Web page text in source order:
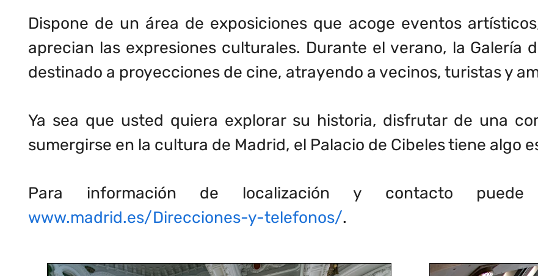
Dispone de un área de exposiciones que acoge eventos
aprecian las expresiones culturales. Durante el verano, la Galería
destinado a proyecciones de cine, atrayendo a vecinos, turistas y
Ya sea que usted quiera explorar su historia, disfrutar de una
sumergirse en la cultura de Madrid, el Palacio de Cibeles tiene algo
Para información de localización y contacto
www.madrid.es/Direcciones-y-telefonos/.